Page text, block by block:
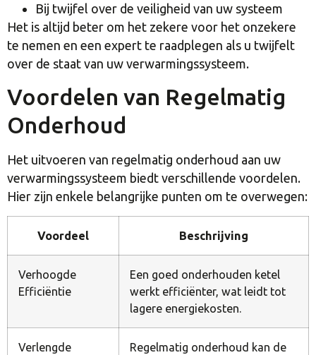
Bij twijfel over de veiligheid van uw systeem
Het is altijd beter om het zekere voor het onzekere
te nemen en een expert te raadplegen als u twijfelt
over de staat van uw verwarmingssysteem.
Voordelen van Regelmatig
Onderhoud
Het uitvoeren van regelmatig onderhoud aan uw
verwarmingssysteem biedt verschillende voordelen.
Hier zijn enkele belangrijke punten om te overwegen:
Voordeel Beschrijving
Verhoogde
Efficiëntie
Een goed onderhouden ketel
werkt efficiënter, wat leidt tot
lagere energiekosten.
Verlengde Regelmatig onderhoud kan de